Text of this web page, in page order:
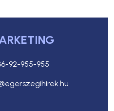
92-955-955